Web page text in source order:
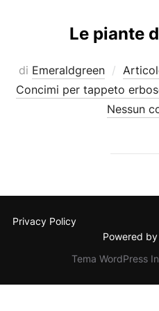
Le piante
di Emeraldgreen
Concimi per tappeto
Nessun
Privacy Policy
Powered
Tema WordPress